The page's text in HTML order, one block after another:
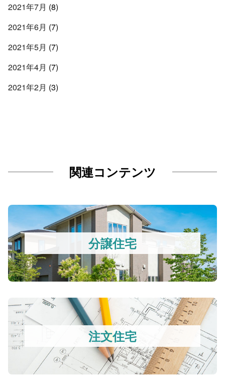
2021年7月 (8)
2021年6月 (7)
2021年5月 (7)
2021年4月 (7)
2021年2月 (3)
関連コンテンツ
分譲住宅
注文住宅